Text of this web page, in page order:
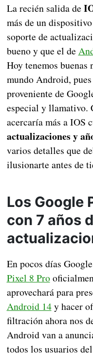
La recién salida de
más de un
soporte de
bueno y que el de
Hoy tenemos
mundo Android,
proveniente de
especial y llamativo.
acercaría más a IOS
actualizaciones y
varios detalles que
ilusionarte antes de
Los Google
con 7 años
En pocos días
Pixel 8 Pro
aprovechará para
Android 14y hacer
filtración ahora nos
Android van a
todos los usuarios